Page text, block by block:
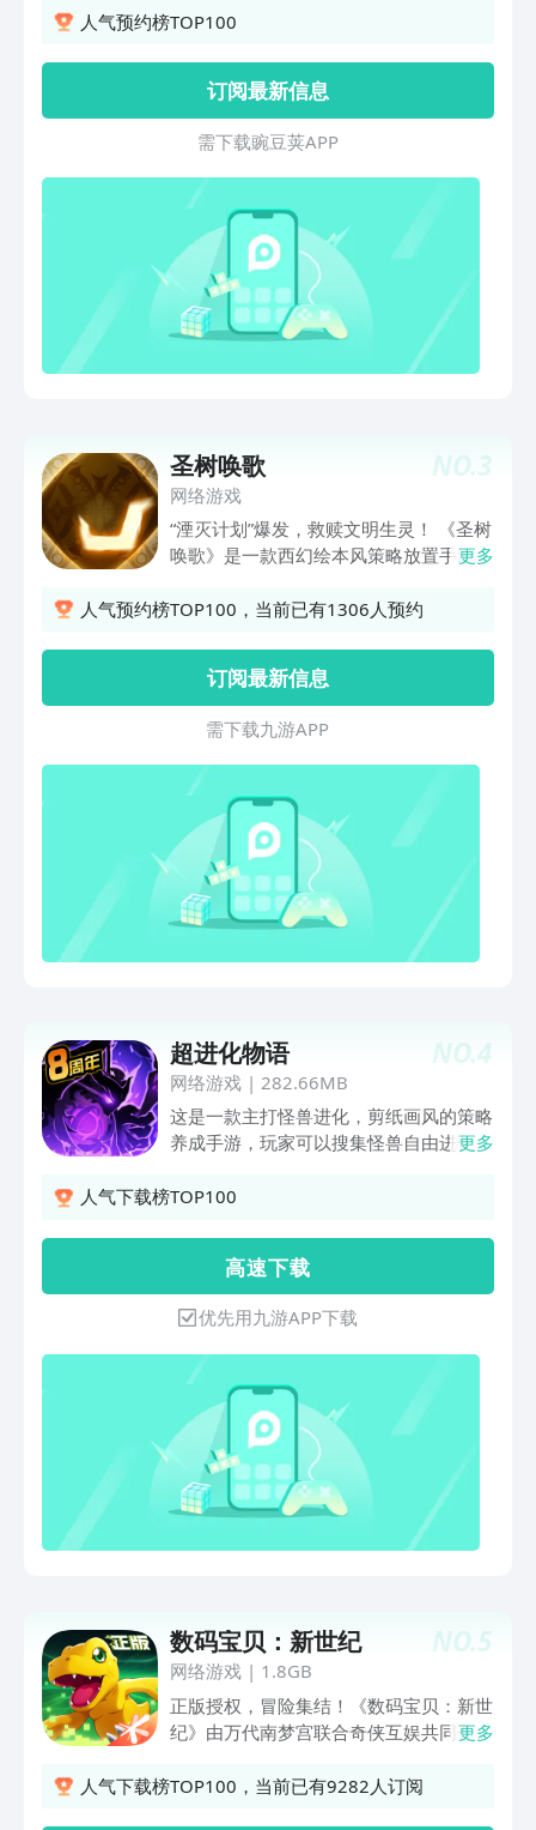
贝、口袋妖怪；完成训练师试炼、对战公
更有轻松又丰富的新装备、新玩法助阵神
奇宝贝的成长，带领你轻松抓捕口袋精
灵、挑战道馆、成就最佳英雄训练师。
人气预约榜TOP100
订阅最新信息
需 下 载 豌 豆 荚 A P P
NO.3
圣树唤歌
网络游戏
“湮灭计划”爆发，救赎文明生灵！ 《圣树
唤歌》是一款西幻绘本风策略放置手游，
争，玩家为维护世界的秩序对抗邪恶势力
让人耳目一新！玩法上颠覆传统放置战斗
方式，融合了双策略体系即时卡牌战斗的
方式，打造了谋定而动、策起而行的即时
战斗生态；所有英雄“无废卡”，达到资源
利用率最大化，轻松组合各种阵容派系
更多
人气预约榜TOP100，当前已有1306人预约
订阅最新信息
需 下 载 九 游 A P P
NO.4
超进化物语
网络游戏| 282.66MB
这是一款主打怪兽进化，剪纸画风的策略
养成手游，玩家可以搜集怪兽自由进化，
在龙眠海峡、星核之眼等多重玩法中尽情
别告知各位探索者！
更多
人气下载榜TOP100
高 速 下 载
优先用九游APP下载
NO.5
数码宝贝：新世纪
网络游戏| 1.8GB
正版授权，冒险集结！《数码宝贝：新世
纪》由万代南梦宫联合奇侠互娱共同开
情的手机游戏。游戏历时三年精心打磨，
更多
人气下载榜TOP100，当前已有9282人订阅